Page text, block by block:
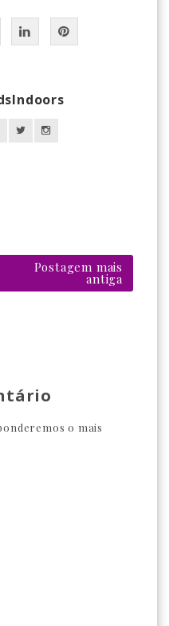
Postagem mais
antiga
o mais